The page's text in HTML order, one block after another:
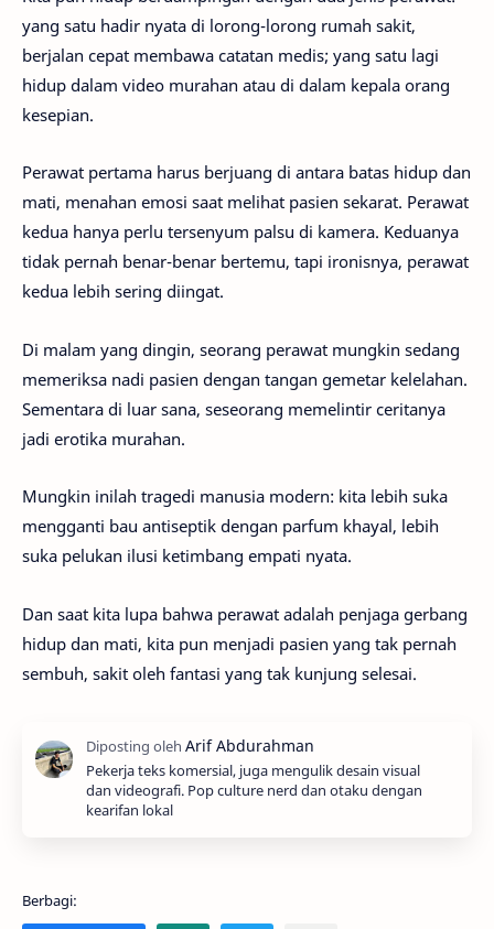
yang satu hadir nyata di lorong-lorong rumah sakit,
berjalan cepat membawa catatan medis; yang satu lagi
hidup dalam video murahan atau di dalam kepala orang
kesepian.
Perawat pertama harus berjuang di antara batas hidup dan
mati, menahan emosi saat melihat pasien sekarat. Perawat
kedua hanya perlu tersenyum palsu di kamera. Keduanya
tidak pernah benar-benar bertemu, tapi ironisnya, perawat
kedua lebih sering diingat.
Di malam yang dingin, seorang perawat mungkin sedang
memeriksa nadi pasien dengan tangan gemetar kelelahan.
Sementara di luar sana, seseorang memelintir ceritanya
jadi erotika murahan.
Mungkin inilah tragedi manusia modern: kita lebih suka
mengganti bau antiseptik dengan parfum khayal, lebih
suka pelukan ilusi ketimbang empati nyata.
Dan saat kita lupa bahwa perawat adalah penjaga gerbang
hidup dan mati, kita pun menjadi pasien yang tak pernah
sembuh, sakit oleh fantasi yang tak kunjung selesai.
Pekerja teks komersial, juga mengulik desain visual
dan videografi. Pop culture nerd dan otaku dengan
kearifan lokal